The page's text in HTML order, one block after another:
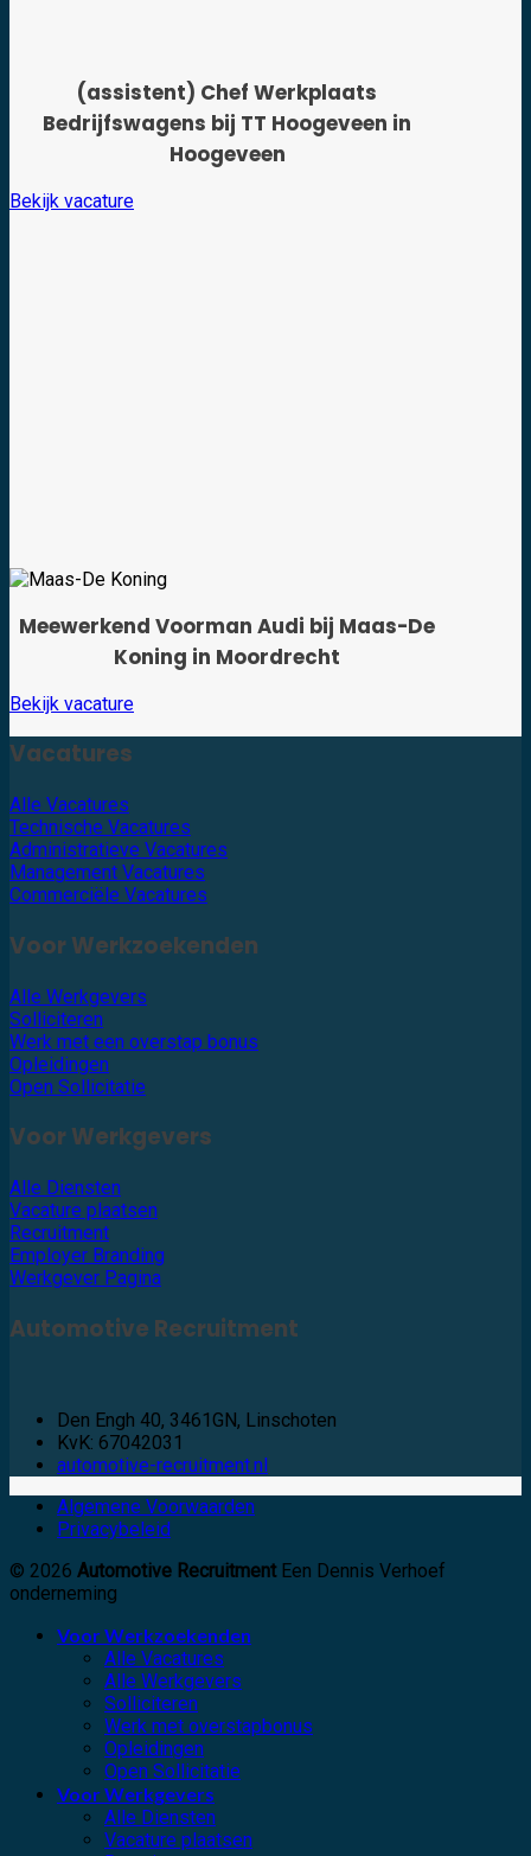
(assistent) Chef Werkplaats
Bedrijfswagens bij TT Hoogeveen in
Hoogeveen
Bekijk vacature
Meewerkend Voorman Audi bij Maas-De
Koning in Moordrecht
Bekijk vacature
Vacatures
Alle Vacatures
Technische Vacatures
Administratieve Vacatures
Management Vacatures
Commerciële Vacatures
Voor Werkzoekenden
Alle Werkgevers
Solliciteren
Werk met een overstap bonus
Opleidingen
Open Sollicitatie
Voor Werkgevers
Alle Diensten
Vacature plaatsen
Recruitment
Employer Branding
Werkgever Pagina
Automotive Recruitment
Den Engh 40, 3461GN, Linschoten
KvK: 67042031
automotive-recruitment.nl
Algemene Voorwaarden
Privacybeleid
© 2026 Automotive RecruitmentEen Dennis Verhoef
onderneming
Voor Werkzoekenden
Alle Vacatures
Alle Werkgevers
Solliciteren
Werk met overstapbonus
Opleidingen
Open Sollicitatie
Voor Werkgevers
Alle Diensten
Vacature plaatsen